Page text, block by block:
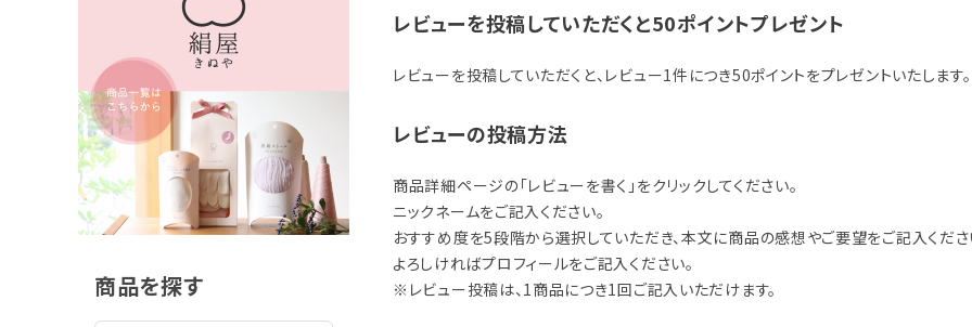
新着＆再入荷商品
カテゴリーから探す
ギフトを探す
ブランドから探す商品を探す
レビューを投稿していただくと50ポイントプレゼント
レビューを投稿していただくと、レビュー1件につき50ポイントをプレゼントいたします。
レビューの投稿方法
商品詳細ページの「レビューを書く」をクリックしてください。
ニックネームをご記入ください。
おすすめ度を5段階から選択していただき、本文に商品の感想やご要望をご記入くださ
よろしければプロフィールをご記入ください。
※レビュー投稿は、1商品につき1回ご記入いただけます。